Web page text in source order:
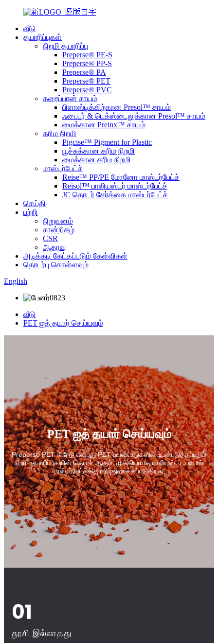
வீடு
தயாரிப்புகள்
நிறமி தயாரிப்பு
Preperse® PE-S
Preperse® PP-S
Preperse® PA
Preperse® PET
Preperse® PVC
கரைப்பான் சாயம்
பிளாஸ்டிக்கிற்கான Presol™ சாயம்
ஃபைபர் & டெக்ஸ்டைலுக்கான Presol™ சாயம்
மைக்கான Preinx™ சாயம்
கரிம நிறமி
Pigcise™ Pigment for Plastic
பூச்சுக்கான கரிம நிறமி
மைக்கான கரிம நிறமி
மாஸ்டர்பேட்ச்
Reise™ PP/PE மோனோ மாஸ்டர்பேட்ச்
Reisol™ பாலியஸ்டர் மாஸ்டர்பேட்ச்
JC தொடர் சேர்க்கை மாஸ்டர்பேட்ச்
செய்தி
பற்றி
நிறுவனம்
சான்றிதழ்
CSR
ஆதரவு
அடிக்கடி கேட்கப்படும் கேள்விகள்
தொடர்பு கொள்ளவும்
English
வீடு
PET ஐத் தயார் செய்யவும்
PET ஐத் தயார் செய்யவும்
Preperse PET கிரேடு என்பது PET பயன்பாடுகளில் பயன்படுத்தப்படும்
நிறமி தயாரிப்புகளின் தொடர் ஆகும். முக்கியமாக பாலியஸ்டர் ஃபைபர்
மாஸ்டர்பேட்ச்க்கு பரிந்துரைக்கப்படுகிறது.
01
தூசி இல்லாதது